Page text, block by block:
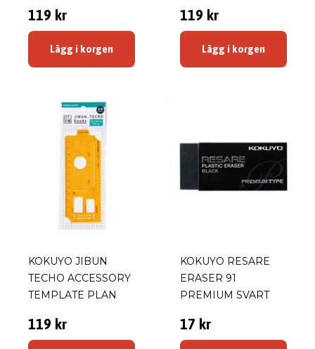
119 kr
Lägg i korgen
119 kr
Lägg i korgen
KOKUYO JIBUN
TECHO ACCESSORY
TEMPLATE PLAN
119 kr
KOKUYO RESARE
ERASER 91
PREMIUM SVART
17 kr